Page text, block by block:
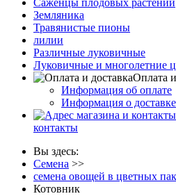
Саженцы плодовых растений
Земляника
Травянистые пионы
лилии
Различные луковичные
Луковичные и многолетние
Оплата
Информация об оплате
Информация о доставке
контакты
Вы здесь:
Семена >>
семена овощей в цветных
Котовник